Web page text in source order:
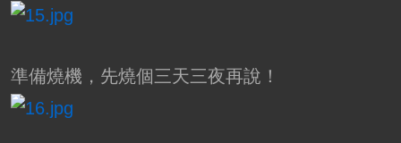
準備燒機，先燒個三天三夜再說！